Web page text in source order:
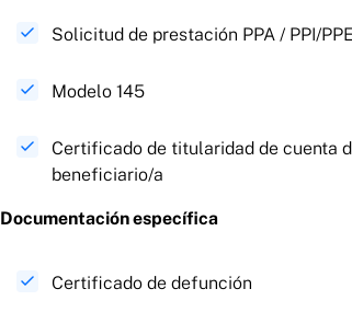
Solicitud de prestación PPA / PPI/
Modelo 145
Certificado de titularidad de cuenta
beneficiario/a
Documentación específica​
Certificado de defunción